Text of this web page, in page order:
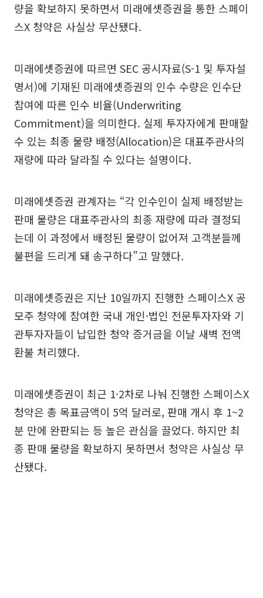
량을 확보하지 못하면서 미래에셋증권을 통한 스페이
스X 청약은 사실상 무산됐다.
미래에셋증권에 따르면 SEC 공시자료(S-1 및 투자설
명서)에 기재된 미래에셋증권의 인수 수량은 인수단
참여에 따른 인수 비율(Underwriting
Commitment)을 의미한다. 실제 투자자에게 판매할
수 있는 최종 물량 배정(Allocation)은 대표주관사의
재량에 따라 달라질 수 있다는 설명이다.
미래에셋증권 관계자는 “각 인수인이 실제 배정받는
판매 물량은 대표주관사의 최종 재량에 따라 결정되
는데 이 과정에서 배정된 물량이 없어져 고객분들께
불편을 드리게 돼 송구하다”고 말했다.
미래에셋증권은 지난 10일까지 진행한 스페이스X 공
모주 청약에 참여한 국내 개인·법인 전문투자자와 기
관투자자들이 납입한 청약 증거금을 이날 새벽 전액
환불 처리했다.
미래에셋증권이 최근 1·2차로 나눠 진행한 스페이스X
청약은 총 목표금액이 5억 달러로, 판매 개시 후 1~2
분 만에 완판되는 등 높은 관심을 끌었다. 하지만 최
종 판매 물량을 확보하지 못하면서 청약은 사실상 무
산됐다.